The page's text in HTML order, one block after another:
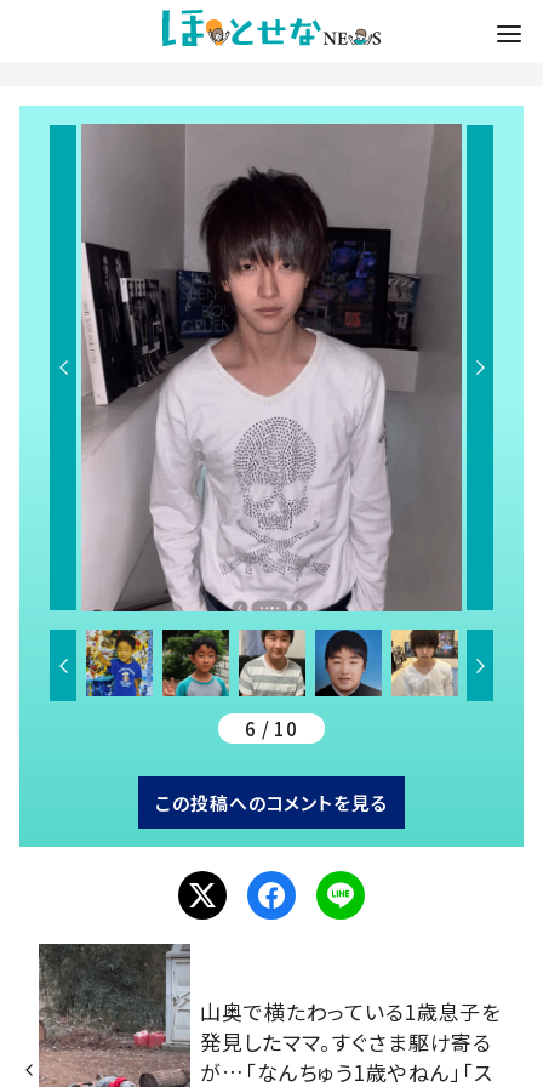
6 / 10
この投稿へのコメントを見る
山奥で横たわっている1歳息子を
発見したママ。すぐさま駆け寄る
が…「なんちゅう1歳やねん」「ス